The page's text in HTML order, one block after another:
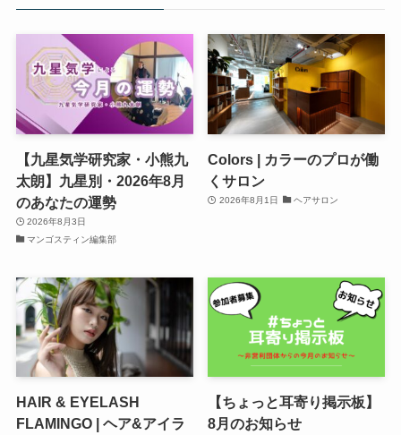
【九星気学研究家・小熊九
太朗】九星別・2026年8月
のあなたの運勢
2026年8月3日
マンゴスティン編集部
Colors | カラーのプロが働
くサロン
2026年8月1日 ヘアサロン
HAIR & EYELASH
FLAMINGO | ヘア&アイラ
【ちょっと耳寄り掲示板】
8月のお知らせ